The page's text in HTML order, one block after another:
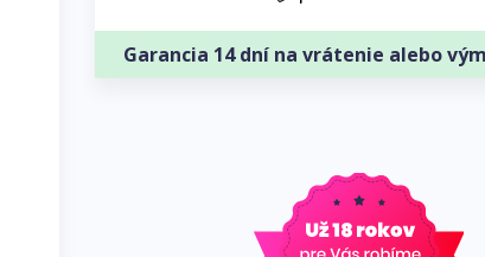
Garancia 14 dní na vrátenie alebo